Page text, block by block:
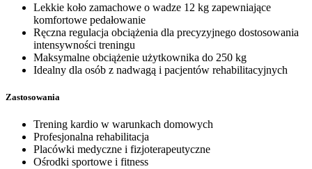
Lekkie koło zamachowe o wadze 12 kg zapewniające
komfortowe pedałowanie
Ręczna regulacja obciążenia dla precyzyjnego dostosowania
intensywności treningu
Maksymalne obciążenie użytkownika do 250 kg
Idealny dla osób z nadwagą i pacjentów rehabilitacyjnych
Zastosowania
Trening kardio w warunkach domowych
Profesjonalna rehabilitacja
Placówki medyczne i fizjoterapeutyczne
Ośrodki sportowe i fitness